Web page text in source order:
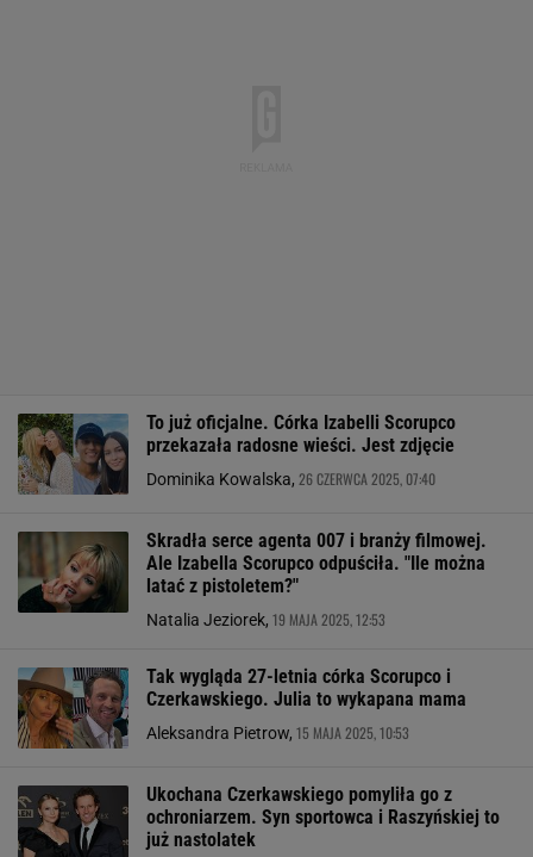
To już oficjalne. Córka Izabelli Scorupco
przekazała radosne wieści. Jest zdjęcie
Dominika Kowalska, 26 CZERWCA 2025, 07:40
Skradła serce agenta 007 i branży filmowej.
Ale Izabella Scorupco odpuściła. "Ile można
latać z pistoletem?"
Natalia Jeziorek, 19 MAJA 2025, 12:53
Tak wygląda 27-letnia córka Scorupco i
Czerkawskiego. Julia to wykapana mama
Aleksandra Pietrow, 15 MAJA 2025, 10:53
Ukochana Czerkawskiego pomyliła go z
ochroniarzem. Syn sportowca i Raszyńskiej to
już nastolatek